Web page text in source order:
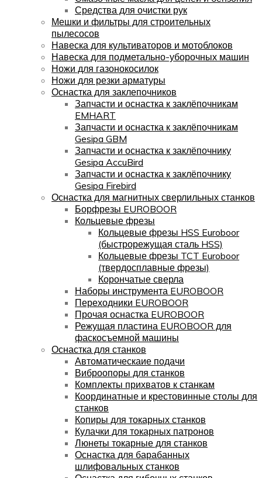
Средства для очистки рук
Мешки и фильтры для строительных
пылесосов
Навеска для культиваторов и мотоблоков
Навеска для подметально-уборочных машин
Ножи для газонокосилок
Ножи для резки арматуры
Оснастка для заклепочников
Запчасти и оснастка к заклёпочникам
EMHART
Запчасти и оснастка к заклёпочникам
Gesipa GBM
Запчасти и оснастка к заклёпочнику
Gesipa AccuBird
Запчасти и оснастка к заклёпочнику
Gesipa Firebird
Оснастка для магнитных сверлильных станков
Борфрезы EUROBOOR
Кольцевые фрезы
Кольцевые фрезы HSS Euroboor
(быстрорежущая сталь HSS)
Кольцевые фрезы TCT Euroboor
(твердосплавные фрезы)
Корончатые сверла
Наборы инструмента EUROBOOR
Переходники EUROBOOR
Прочая оснастка EUROBOOR
Режущая пластина EUROBOOR для
фаскосъемной машины
Оснастка для станков
Автоматическаие подачи
Виброопоры для станков
Комплекты прихватов к станкам
Координатные и крестовинные столы для
станков
Копиры для токарных станков
Кулачки для токарных патронов
Люнеты токарные для станков
Оснастка для барабанных
шлифовальных станков